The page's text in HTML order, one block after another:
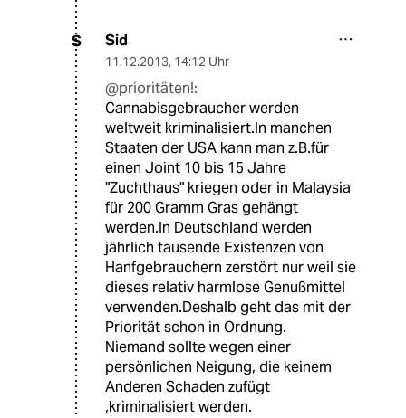
S Sid
11.12.2013, 14:12 Uhr
@prioritäten!:
Cannabisgebraucher werden
weltweit kriminalisiert.In manchen
Staaten der USA kann man z.B.für
einen Joint 10 bis 15 Jahre
"Zuchthaus" kriegen oder in Malaysia
für 200 Gramm Gras gehängt
werden.In Deutschland werden
jährlich tausende Existenzen von
Hanfgebrauchern zerstört nur weil sie
dieses relativ harmlose Genußmittel
verwenden.Deshalb geht das mit der
Priorität schon in Ordnung.
Niemand sollte wegen einer
persönlichen Neigung, die keinem
Anderen Schaden zufügt
,kriminalisiert werden.